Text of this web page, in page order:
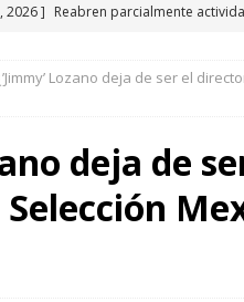
2026 ] Reabren parcialmente
2026 ]
Ya cantó el gallo
HISTORIA
2026 ] Impulsa Mijes ‘Modo
Lozano deja de ser el
deja de